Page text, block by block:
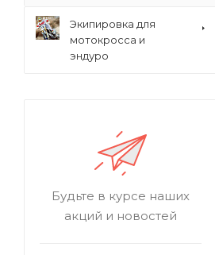
Экипировка для
мотокросса и
эндуро
Будьте в курсе наших
акций и новостей